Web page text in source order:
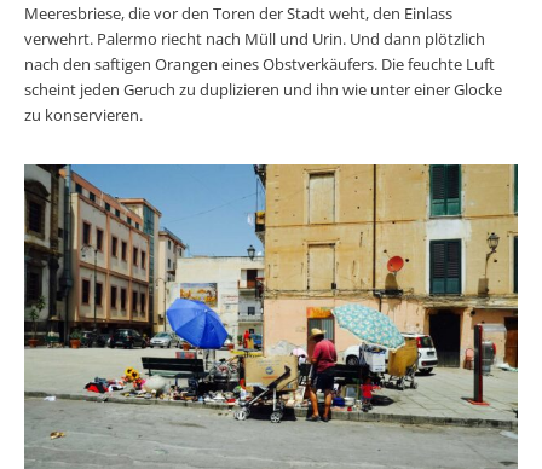
Meeresbriese, die vor den Toren der Stadt weht, den Einlass
verwehrt. Palermo riecht nach Müll und Urin. Und dann plötzlich
nach den saftigen Orangen eines Obstverkäufers. Die feuchte Luft
scheint jeden Geruch zu duplizieren und ihn wie unter einer Glocke
zu konservieren.